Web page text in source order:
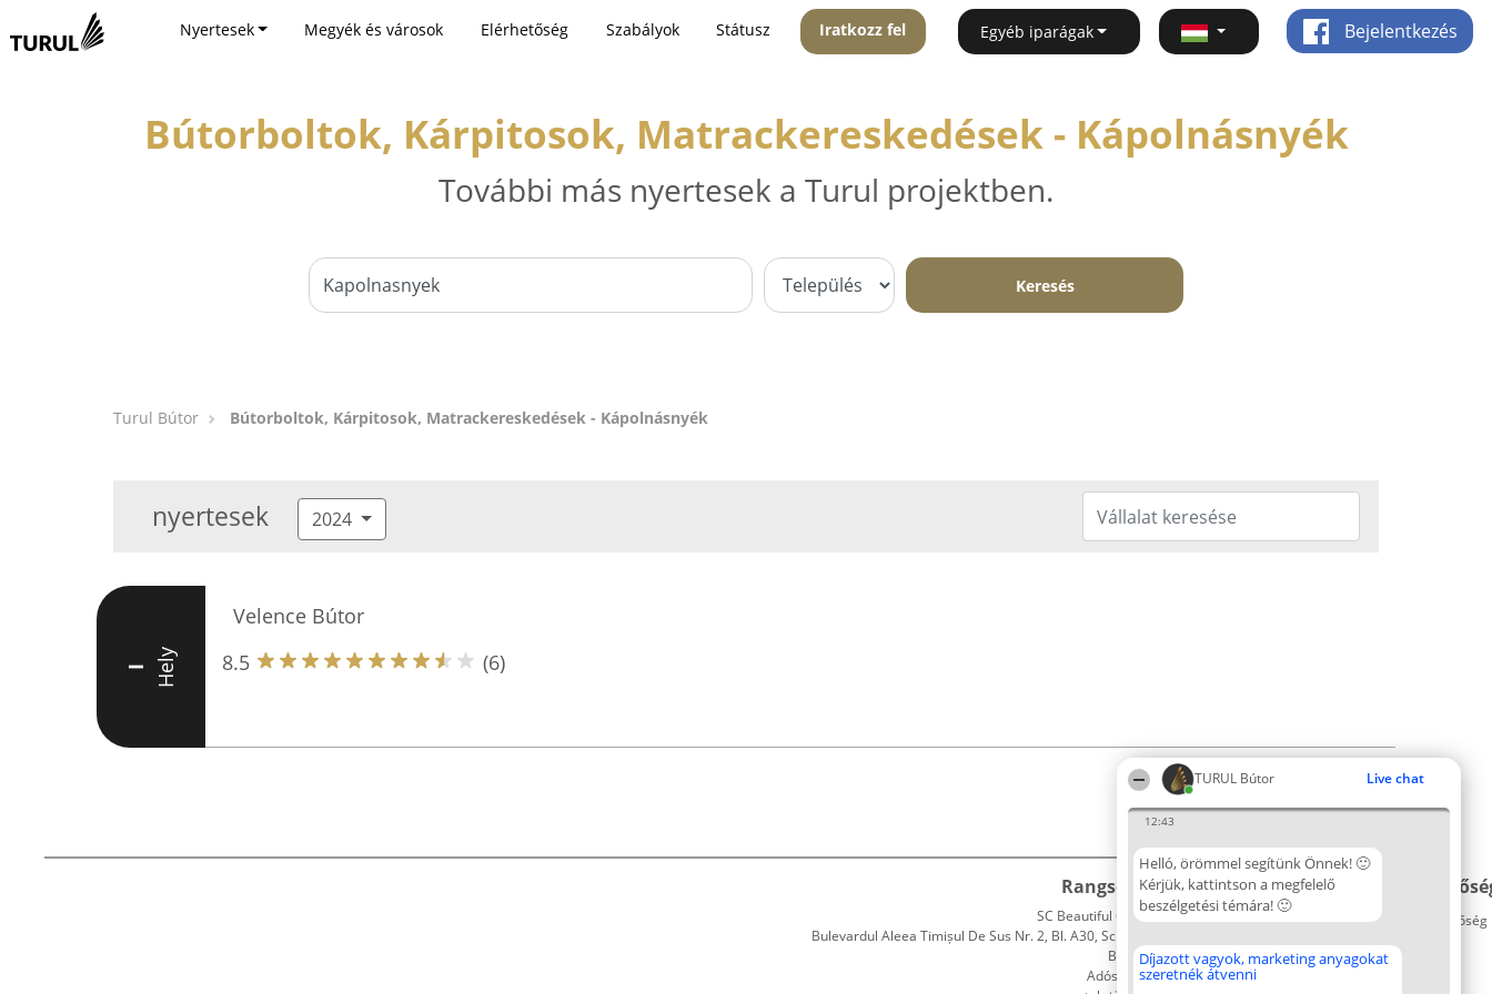
TURUL Bútor Live chat
12:43
Helló, örömmel segítünk Önnek! 🙂
Kérjük, kattintson a megfelelő
beszélgetési témára! 🙂
Díjazott vagyok, marketing anyagokat
szeretnék átvenni
Nyertesek Megyék és városok Elérhetőség Szabályok Státusz Iratkozz fel Egyéb iparágak Bejelentkezés
Bútorboltok, Kárpitosok, Matrackereskedések - Kápolnásnyék
További más nyertesek a Turul projektben.
Keresés
Turul Bútor Bútorboltok, Kárpitosok, Matrackereskedések - Kápolnásnyék
nyertesek 2024
I Hely
Velence Bútor
8.5
(6)
Rangsorszervező
SC Beautiful Company S.R.L.
Bulevardul Aleea Timișul De Sus Nr. 2, Bl. A30, Sc. A, Et. 4, Ap. 13
Bukarest 53-238
Adószám 36737675
Népszavazás
Nyertesek
díjazottak
Elérhetőség